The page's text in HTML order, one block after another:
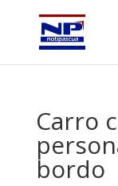
Carro
bordo